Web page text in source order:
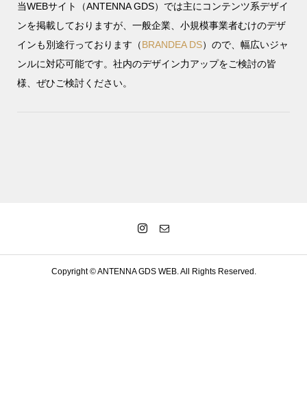
当WEBサイト（ANTENNA GDS）では主にコンテンツ系デザイ
ンを掲載しておりますが、一般企業、小規模事業者むけのデザ
インも別途行っております（BRANDEA DS）ので、幅広いジャ
ンルに対応可能です。社内のデザイン力アップをご検討の皆
様、ぜひご検討ください。
Copyright ©ANTENNA GDS WEB. All Rights Reserved.